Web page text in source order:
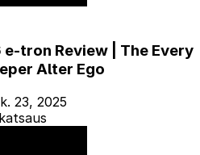
tron Review | The Every
Alter Ego
23, 2025